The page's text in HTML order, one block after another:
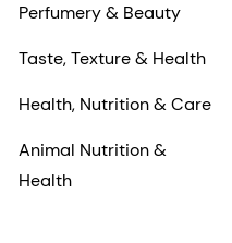
Perfumery & Beauty
Taste, Texture & Health
Health, Nutrition & Care
Animal Nutrition &
Health